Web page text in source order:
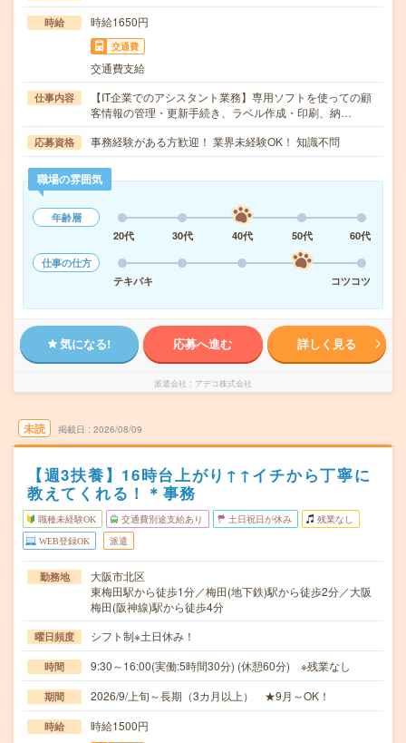
時給 時給1650円
交通費
交通費支給
仕事内容
【IT企業でのアシスタント業務】専用ソフトを使っての顧
客情報の管理・更新手続き、ラベル作成・印刷、納…
応募資格 事務経験がある方歓迎！ 業界未経験OK！ 知識不問
職場の雰囲気
年齢層
20代
30代 40代 50代
60代
仕事の仕方
テキパキ
コツコツ
気になる! 応募へ進む 詳しく見る
派遣会社 アデコ株式会社
未読 掲載日 2026/08/09
【週3扶養】16時台上がり↑↑イチから丁寧に
教えてくれる！＊事務
職種未経験OK 交通費別途支給あり 土日祝日が休み 残業なし
WEB登録OK 派遣
勤務地
大阪市北区
東梅田駅から徒歩1分／梅田(地下鉄)駅から徒歩2分／大阪
梅田(阪神線)駅から徒歩4分
曜日頻度 シフト制※土日休み！
時間 9:30～16:00(実働:5時間30分) (休憩60分) ※残業なし
期間 2026/9/上旬～長期（3カ月以上） ★9月～OK！
時給 時給1500円